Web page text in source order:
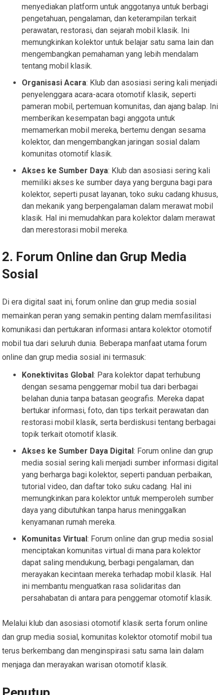
menyediakan platform untuk anggotanya untuk berbagi
pengetahuan, pengalaman, dan keterampilan terkait
perawatan, restorasi, dan sejarah mobil klasik. Ini
memungkinkan kolektor untuk belajar satu sama lain dan
mengembangkan pemahaman yang lebih mendalam
tentang mobil klasik.
Organisasi Acara: Klub dan asosiasi sering kali menjadi
penyelenggara acara-acara otomotif klasik, seperti
pameran mobil, pertemuan komunitas, dan ajang balap. Ini
memberikan kesempatan bagi anggota untuk
memamerkan mobil mereka, bertemu dengan sesama
kolektor, dan mengembangkan jaringan sosial dalam
komunitas otomotif klasik.
Akses ke Sumber Daya: Klub dan asosiasi sering kali
memiliki akses ke sumber daya yang berguna bagi para
kolektor, seperti pusat layanan, toko suku cadang khusus,
dan mekanik yang berpengalaman dalam merawat mobil
klasik. Hal ini memudahkan para kolektor dalam merawat
dan merestorasi mobil mereka.
2. Forum Online dan Grup Media
Sosial
Di era digital saat ini, forum online dan grup media sosial
memainkan peran yang semakin penting dalam memfasilitasi
komunikasi dan pertukaran informasi antara kolektor otomotif
mobil tua dari seluruh dunia. Beberapa manfaat utama forum
online dan grup media sosial ini termasuk:
Konektivitas Global: Para kolektor dapat terhubung
dengan sesama penggemar mobil tua dari berbagai
belahan dunia tanpa batasan geografis. Mereka dapat
bertukar informasi, foto, dan tips terkait perawatan dan
restorasi mobil klasik, serta berdiskusi tentang berbagai
topik terkait otomotif klasik.
Akses ke Sumber Daya Digital: Forum online dan grup
media sosial sering kali menjadi sumber informasi digital
yang berharga bagi kolektor, seperti panduan perbaikan,
tutorial video, dan daftar toko suku cadang. Hal ini
memungkinkan para kolektor untuk memperoleh sumber
daya yang dibutuhkan tanpa harus meninggalkan
kenyamanan rumah mereka.
Komunitas Virtual: Forum online dan grup media sosial
menciptakan komunitas virtual di mana para kolektor
dapat saling mendukung, berbagi pengalaman, dan
merayakan kecintaan mereka terhadap mobil klasik. Hal
ini membantu menguatkan rasa solidaritas dan
persahabatan di antara para penggemar otomotif klasik.
Melalui klub dan asosiasi otomotif klasik serta forum online
dan grup media sosial, komunitas kolektor otomotif mobil tua
terus berkembang dan menginspirasi satu sama lain dalam
menjaga dan merayakan warisan otomotif klasik.